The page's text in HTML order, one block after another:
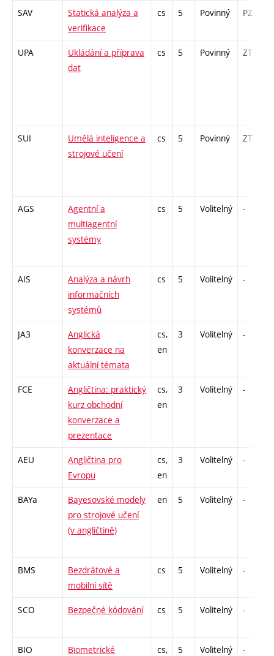
SAV
Statická analýza a
verifikace
cs 5 Povinný PZ
UPA
Ukládání a příprava
dat
cs 5 Povinný ZT
SUI
Umělá inteligence a
strojové učení
cs 5 Povinný ZT
AGS
Agentní a
multiagentní
systémy
cs 5 Volitelný -
AIS
Analýza a návrh
informačních
systémů
cs 5 Volitelný -
JA3
Anglická
konverzace na
aktuální témata
cs,
en
3 Volitelný -
FCE
Angličtina: praktický
kurz obchodní
konverzace a
prezentace
cs,
en
3 Volitelný -
AEU
Angličtina pro
Evropu
cs,
en
3 Volitelný -
BAYa
Bayesovské modely
pro strojové učení
(v angličtině)
en 5 Volitelný -
BMS
Bezdrátové a
mobilní sítě
cs 5 Volitelný -
SCO Bezpečné kódování cs 5 Volitelný -
BIO Biometrické cs, 5 Volitelný -